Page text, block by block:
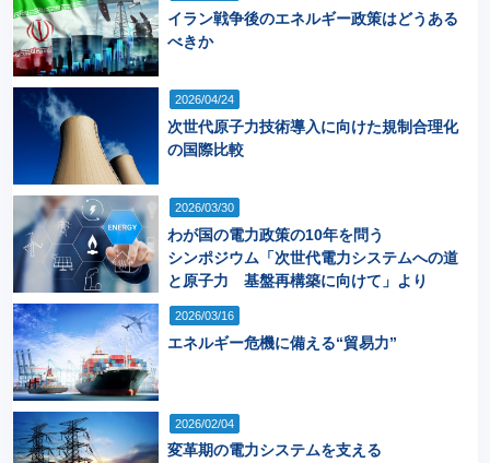
イラン戦争後のエネルギー政策はどうある
べきか
2026/04/24
次世代原子力技術導入に向けた規制合理化
の国際比較
2026/03/30
わが国の電力政策の10年を問う
シンポジウム「次世代電力システムへの道
と原子力 基盤再構築に向けて」より
2026/03/16
エネルギー危機に備える“貿易力”
2026/02/04
変革期の電力システムを支える